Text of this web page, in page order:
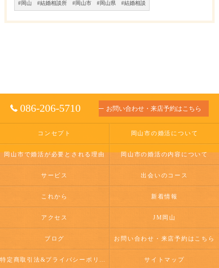
#岡山 #結婚相談所 #岡山市 #岡山県 #結婚相談
086-206-5710 お問い合わせ・来店予約はこちら
コンセプト 岡山市の婚活について
岡山市で婚活が必要とされる理由 岡山市の婚活の内容について
サービス 出会いのコース
これから 新着情報
アクセス JM岡山
ブログ お問い合わせ・来店予約はこちら
特定商取引法&プライバシーポリシー サイトマップ